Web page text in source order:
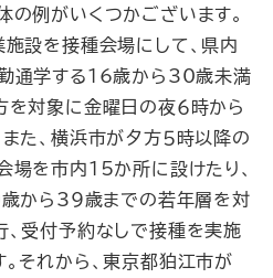
の例がいくつかございます。
設を接種会場にして、県内
通学する16歳から30歳未満
を対象に金曜日の夜６時から
た、横浜市が夕方５時以降の
場を市内15か所に設けたり、
から39歳までの若年層を対
、受付予約なしで接種を実施
それから、東京都狛江市が